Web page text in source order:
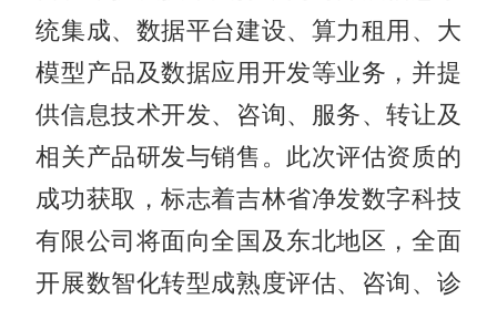
统集成、数据平台建设、算力租用、大
模型产品及数据应用开发等业务，并提
供信息技术开发、咨询、服务、转让及
相关产品研发与销售。此次评估资质的
成功获取，标志着吉林省净发数字科技
有限公司将面向全国及东北地区，全面
开展数智化转型成熟度评估、咨询、诊